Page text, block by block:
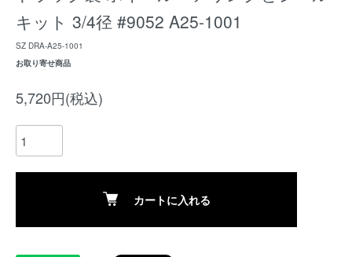
キット 3/4径 #9052 A25-1001
SZ DRA-A25-1001
お取り寄せ商品
5,720円(税込)
カートに入れる